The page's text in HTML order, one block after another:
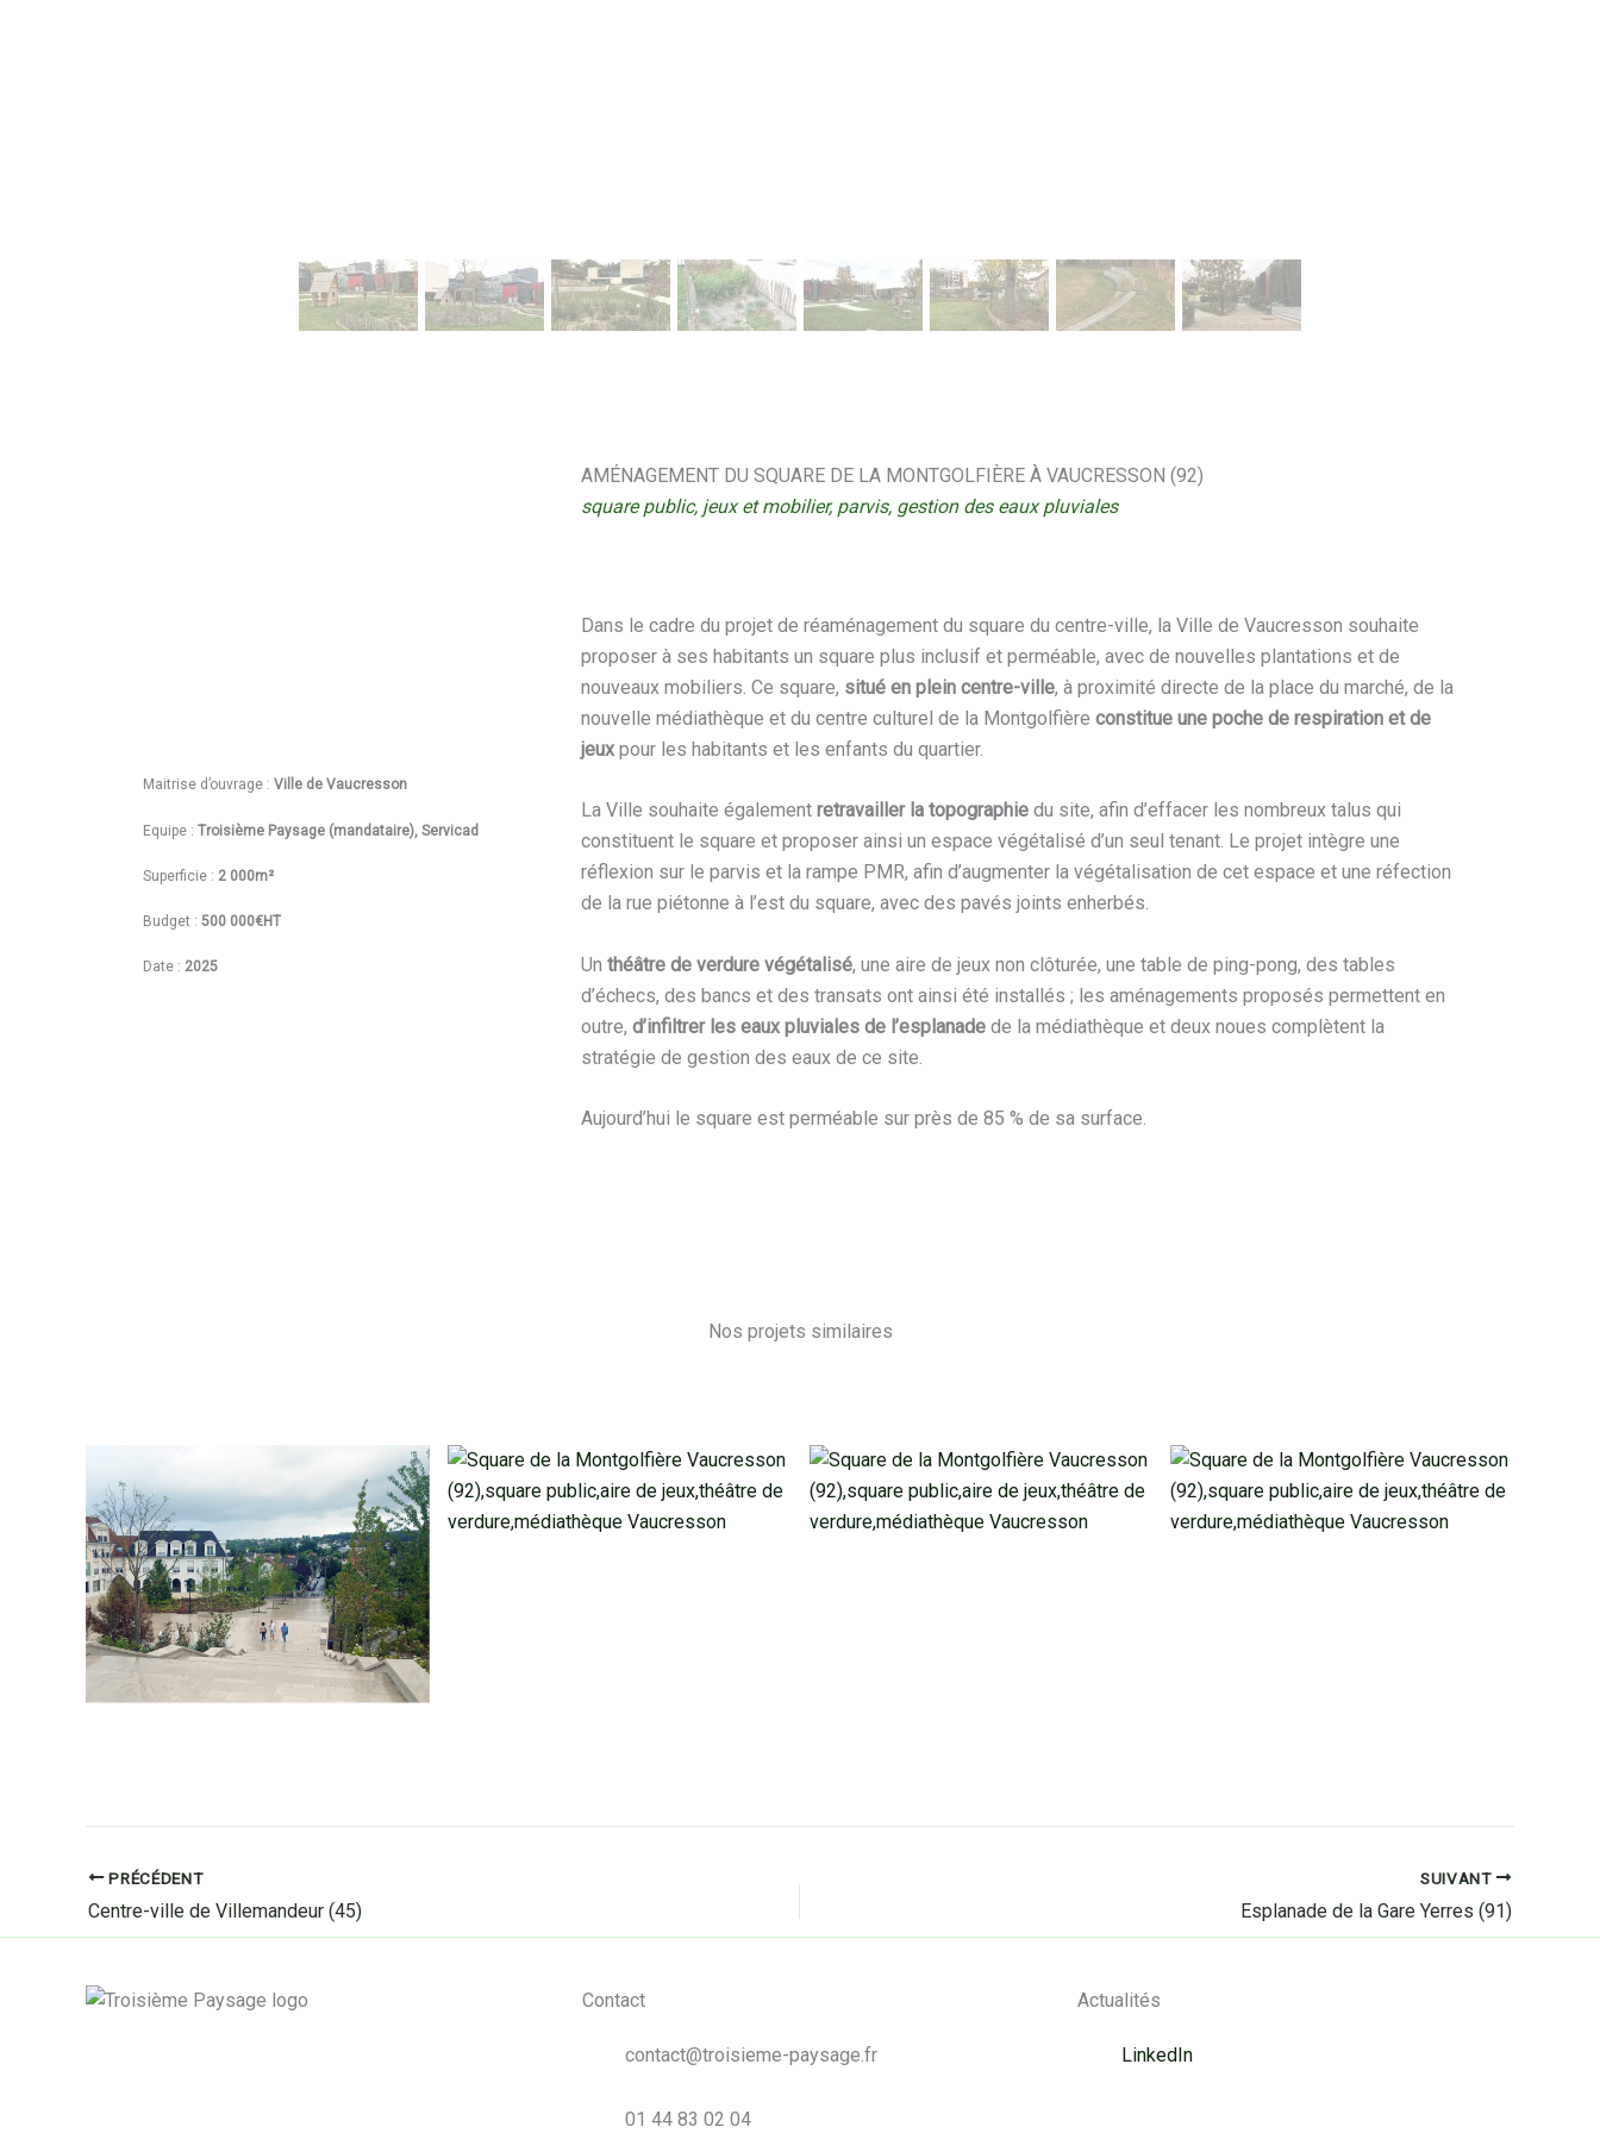
AMÉNAGEMENT DU SQUARE DE LA MONTGOLFIÈRE À VAUCRESSON (92)
square public, jeux et mobilier, parvis, gestion des eaux pluviales
Maitrise d’ouvrage : Ville de Vaucresson
Equipe : Troisième Paysage (mandataire), Servicad
Superficie : 2 000m²
Budget : 500 000€HT
Date : 2025
Dans le cadre du projet de réaménagement du square du centre-ville, la Ville de Vaucresson souhaite
proposer à ses habitants un square plus inclusif et perméable, avec de nouvelles plantations et de
nouveaux mobiliers. Ce square, situé en plein centre-ville, à proximité directe de la place du marché, de la
nouvelle médiathèque et du centre culturel de la Montgolfière constitue une poche de respiration et de
jeux pour les habitants et les enfants du quartier.
La Ville souhaite également retravailler la topographiedu site, afin d’effacer les nombreux talus qui
constituent le square et proposer ainsi un espace végétalisé d’un seul tenant. Le projet intègre une
réflexion sur le parvis et la rampe PMR, afin d’augmenter la végétalisation de cet espace et une réfection
de la rue piétonne à l’est du square, avec des pavés joints enherbés.
Un théâtre de verdure végétalisé, une aire de jeux non clôturée, une table de ping-pong, des tables
d’échecs, des bancs et des transats ont ainsi été installés ; les aménagements proposés permettent en
outre, d’infiltrer les eaux pluviales de l’esplanadede la médiathèque et deux noues complètent la
stratégie de gestion des eaux de ce site.
Aujourd’hui le square est perméable sur près de 85 % de sa surface.
Nos projets similaires
PRÉCÉDENT
Centre-ville de Villemandeur (45)
SUIVANT
Esplanade de la Gare Yerres (91)
Contact
contact@troisieme-paysage.fr
01 44 83 02 04
Actualités
LinkedIn